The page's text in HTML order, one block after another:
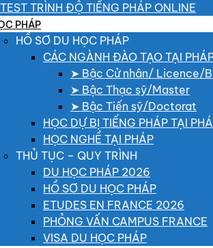
TEST TRÌNH ĐỘ TIẾNG PHÁP ONLINE
PHÁP
HỒ SƠ DU HỌC PHÁP
CÁC NGÀNH ĐÀO TẠO TẠI
➤ Bậc Cử nhân/ Licence/
➤ Bậc Thạc sỹ/Master
➤ Bậc Tiến sỹ/Doctorat
HỌC DỰ BỊ TIẾNG PHÁP TẠI
HỌC NGHỀ TẠI PHÁP
THỦ TỤC – QUY TRÌNH
DU HỌC PHÁP 2026
HỒ SƠ DU HỌC PHÁP
ETUDES EN FRANCE 2026
PHỎNG VẤN CAMPUS FRANCE
VISA DU HỌC PHÁP